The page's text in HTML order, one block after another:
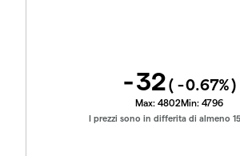
-32( -0.67%)
Max: 4802Min: 4796
I prezzi sono in differita di almeno